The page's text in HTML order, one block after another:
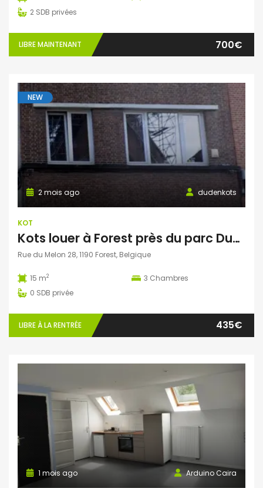
2 SDB privées
LIBRE MAINTENANT 700€
NEW
dudenkots
2 mois ago
KOT
Kots louer à Forest près du parc Duden
Rue du Melon 28, 1190 Forest, Belgique
15 m2 3 Chambres
0 SDB privée
LIBRE À LA RENTRÉE 435€
Arduino Caira
1 mois ago